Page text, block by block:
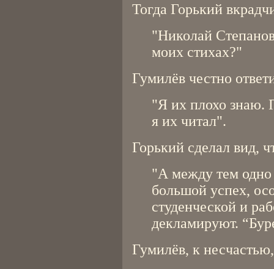
Тогда Горький
"Николай
моих стихах?"
Гумилёв честно
"Я их плохо знаю.
я их читал".
Горький сделал вид,
"А между тем одно
большой успех,
студенческой и
декламируют.
Гумилёв, к